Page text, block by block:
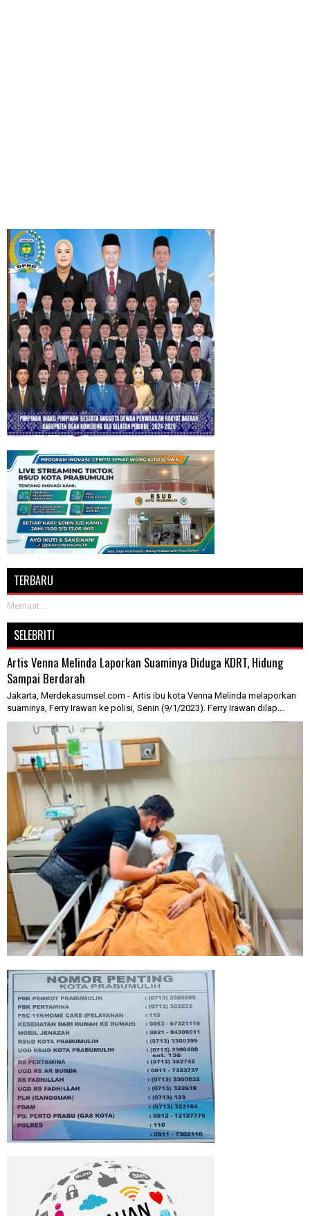
TERBARU
Memuat...
SELEBRITI
Artis Venna Melinda Laporkan Suaminya Diduga KDRT, Hidung
Sampai Berdarah
Jakarta, Merdekasumsel.com - Artis ibu kota Venna Melinda melaporkan
suaminya, Ferry Irawan ke polisi, Senin (9/1/2023). Ferry Irawan dilap...